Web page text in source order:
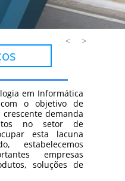
< >
em Informática
o objetivo de
demanda
no setor de
esta lacuna
estabelecemos
empresas
soluções de